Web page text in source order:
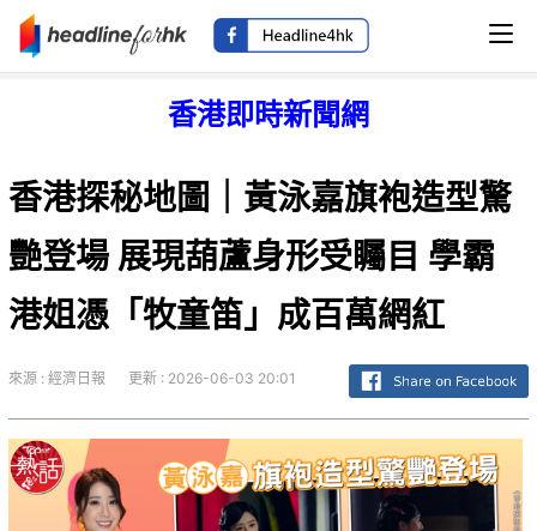
香港即時新聞網
香港探秘地圖｜黃泳嘉旗袍造型驚
艷登場 展現葫蘆身形受矚目 學霸
港姐憑「牧童笛」成百萬網紅
來源 : 經濟日報 更新 : 2026-06-03 20:01